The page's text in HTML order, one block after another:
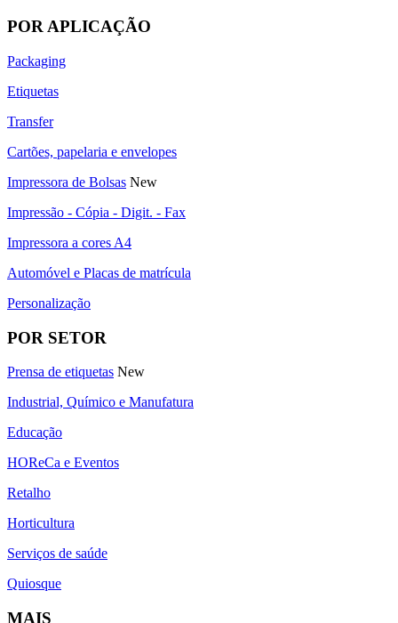
POR APLICAÇÃO
Packaging
Etiquetas
Transfer
Cartões, papelaria e envelopes
Impressora de Bolsas New
Impressão - Cópia - Digit. - Fax
Impressora a cores A4
Automóvel e Placas de matrícula
Personalização
POR SETOR
Prensa de etiquetas New
Industrial, Químico e Manufatura
Educação
HOReCa e Eventos
Retalho
Horticultura
Serviços de saúde
Quiosque
MAIS